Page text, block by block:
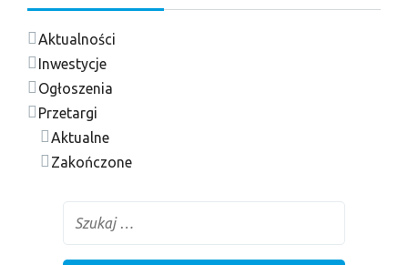
Aktualności
Inwestycje
Ogłoszenia
Przetargi
Aktualne
Zakończone